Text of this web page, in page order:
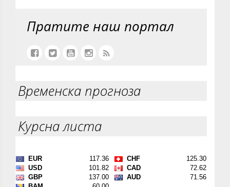
Пратите наш портал
Временска прогноза
Курсна листа